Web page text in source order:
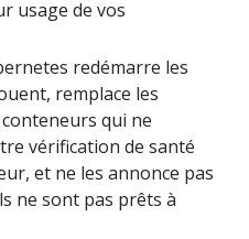
usage de vos
redémarre les
remplace les
qui ne
vérification de santé
et ne les annonce pas
ne sont pas prêts à